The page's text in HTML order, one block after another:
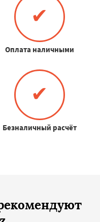
✔
Оплата наличными
✔
Безналичный расчёт